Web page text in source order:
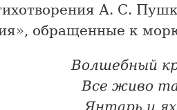
А. С.
обращенные к
Волшебный
Все живо
Янтарь и